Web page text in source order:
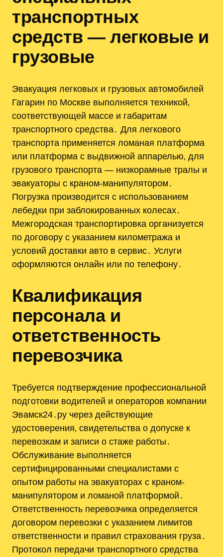
транспортных
средств — легковые и
грузовые
Эвакуация легковых и грузовых автомобилей
Гагарин по Москве выполняется техникой‚
соответствующей массе и габаритам
транспортного средства․ Для легкового
транспорта применяется ломаная платформа
или платформа с выдвижной аппарелью‚ для
грузового транспорта — низкорамные тралы и
эвакуаторы с краном-манипулятором․
Погрузка производится с использованием
лебедки при заблокированных колесах․
Межгородская транспортировка организуется
по договору с указанием километража и
условий доставки авто в сервис․ Услуги
оформляются онлайн или по телефону․
Квалификация
персонала и
ответственность
перевозчика
Требуется подтверждение профессиональной
подготовки водителей и операторов компании
Эвамск24․ру через действующие
удостоверения‚ свидетельства о допуске к
перевозкам и записи о стажe работы․
Обслуживание выполняется
сертифицированными специалистами с
опытом работы на эвакуаторах с краном-
манипулятором и ломаной платформой․
Ответственность перевозчика определяется
договором перевозки с указанием лимитов
ответственности и правил страхования груза․
Протокол передачи транспортного средства